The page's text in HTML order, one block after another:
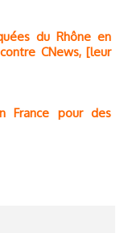
du Rhône en
CNews, [leur
France pour des